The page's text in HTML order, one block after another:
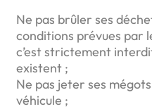
Ne pas brûler ses
conditions prévues par
c’est strictement
existent ;
Ne pas jeter ses
véhicule ;